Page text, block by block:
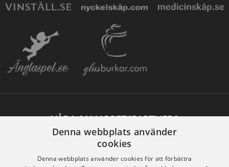
VÅRA SAMARBETSPARTNERS
Denna webbplats använder
cookies
Denna webbplats använder cookies för att förbättra